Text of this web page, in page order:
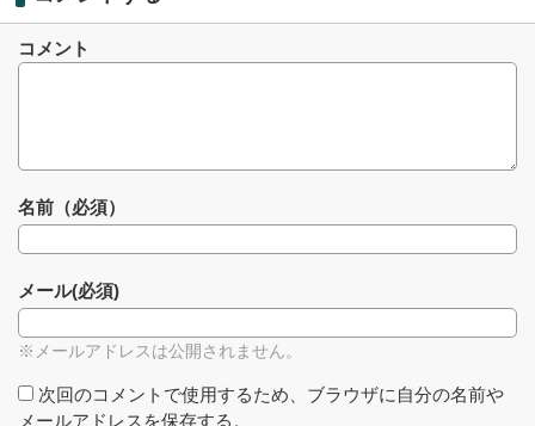
コメント
名前（必須）
メール(必須)
※メールアドレスは公開されません。
次回のコメントで使用するため、ブラウザに自分の名前や
メールアドレスを保存する。